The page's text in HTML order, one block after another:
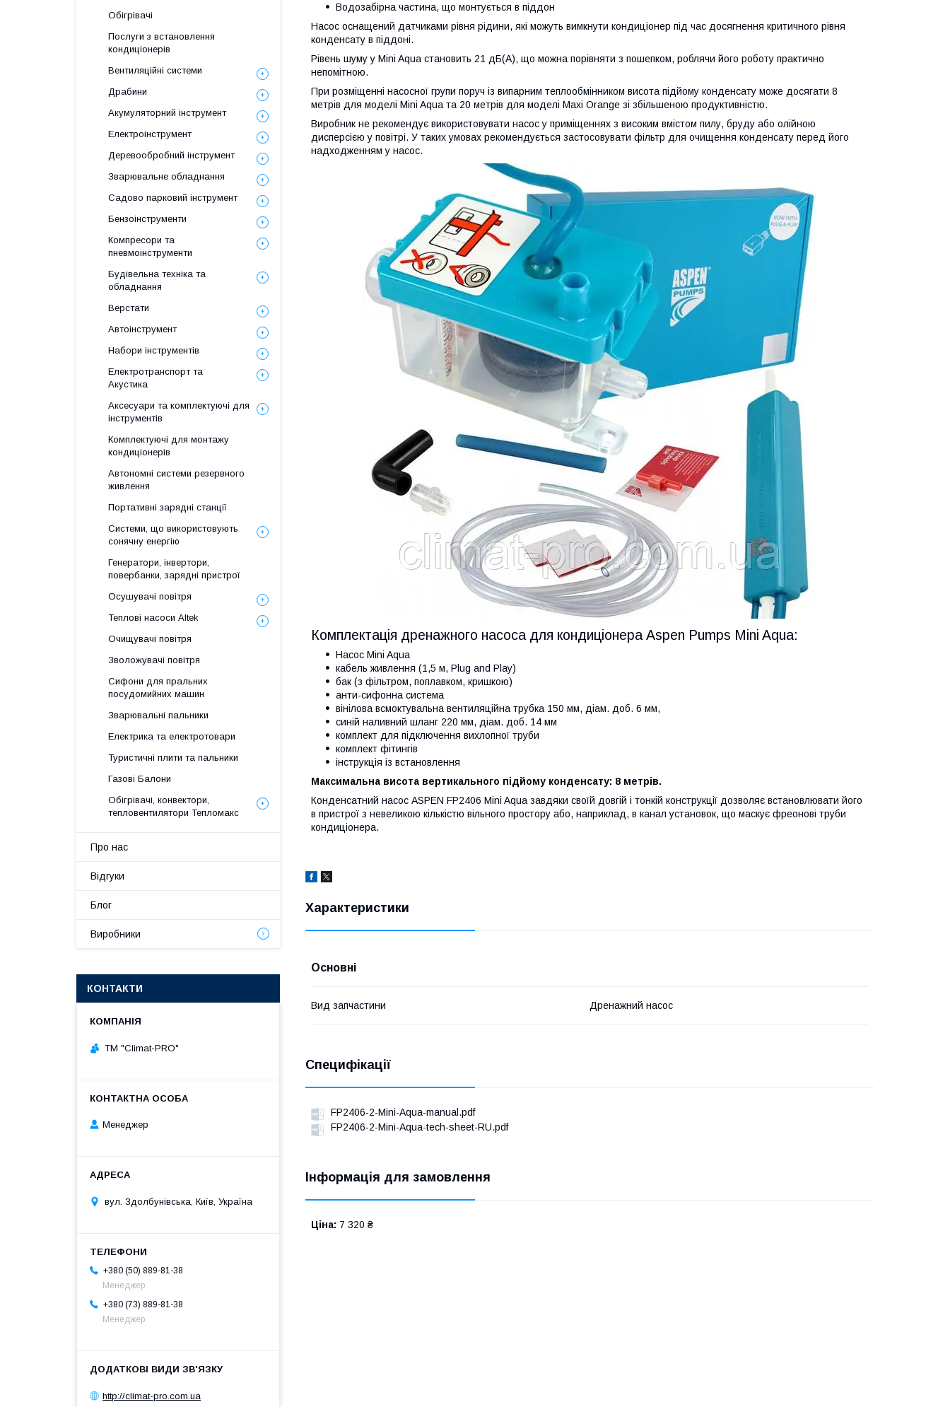
Водозабірна частина, що монтується в піддон
Насос оснащений датчиками рівня рідини, які можуть вимкнути кондиціонер під час досягнення критичного рівня
конденсату в піддоні.
Рівень шуму у Mini Aqua становить 21 дБ(А), що можна порівняти з пошепком, роблячи його роботу практично
непомітною.
При розміщенні насосної групи поруч із випарним теплообмінником висота підйому конденсату може досягати 8
метрів для моделі Mini Aqua та 20 метрів для моделі Maxi Orange зі збільшеною продуктивністю.
Виробник не рекомендує використовувати насос у приміщеннях з високим вмістом пилу, бруду або олійною
дисперсією у повітрі. У таких умовах рекомендується застосовувати фільтр для очищення конденсату перед його
надходженням у насос.
Комплектація дренажного насоса для кондиціонера Aspen Pumps Mini Aqua:
Насос Mini Aqua
кабель живлення (1,5 м, Plug and Play)
бак (з фільтром, поплавком, кришкою)
анти-сифонна система
вінілова всмоктувальна вентиляційна трубка 150 мм, діам. доб. 6 мм,
синій наливний шланг 220 мм, діам. доб. 14 мм
комплект для підключення вихлопної труби
комплект фітингів
інструкція із встановлення
Максимальна висота вертикального підйому конденсату: 8 метрів.
Конденсатний насос ASPEN FP2406 Mini Aqua завдяки своїй довгій і тонкій конструкції дозволяє встановлювати його
в пристрої з невеликою кількістю вільного простору або, наприклад, в канал установок, що маскує фреонові труби
кондиціонера.
Характеристики
Основні
Вид запчастини Дренажний насос
Специфікації
FP2406-2-Mini-Aqua-manual.pdf
FP2406-2-Mini-Aqua-tech-sheet-RU.pdf
Інформація для замовлення
Ціна: 7 320 ₴
Обігрівачі
Послуги з встановлення
кондиціонерів
Вентиляційні системи
Драбини
Акумуляторний інструмент
Електроінструмент
Деревообробний інструмент
Зварювальне обладнання
Садово парковий інструмент
Бензоінструменти
Компресори та
пневмоінструменти
Будівельна техніка та
обладнання
Верстати
Автоінструмент
Набори інструментів
Електротранспорт та
Акустика
Аксесуари та комплектуючі для
інструментів
Комплектуючі для монтажу
кондиціонерів
Автономні системи резервного
живлення
Портативні зарядні станції
Системи, що використовують
сонячну енергію
Генератори, інвертори,
повербанки, зарядні пристрої
Осушувачі повітря
Теплові насоси Altek
Очищувачі повітря
Зволожувачі повітря
Сифони для пральних
посудомийних машин
Зварювальні пальники
Електрика та електротовари
Туристичні плити та пальники
Газові Балони
Обігрівачі, конвектори,
тепловентилятори Тепломакс
Про нас
Відгуки
Блог
Виробники
КОНТАКТИ
ТМ "Climat-PRO"
Менеджер
вул. Здолбунівська, Київ, Україна
+380 (50) 889-81-38
Менеджер
+380 (73) 889-81-38
Менеджер
http://climat-pro.com.ua